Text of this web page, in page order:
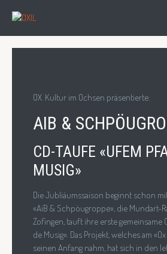
OX. Kultur im Ochsen präsentierte:
AIB &
CD-TAUFE «UFEM
MUSIG»
Die Jubliäumssaison beginnt schon
«AiB & Schpöugroppe», die Mundart-
Zofingen, tauft ihre erste gemeinsame
de Musig». Das Projekt, welches am
seinen Anfang nahm, hat sich in den